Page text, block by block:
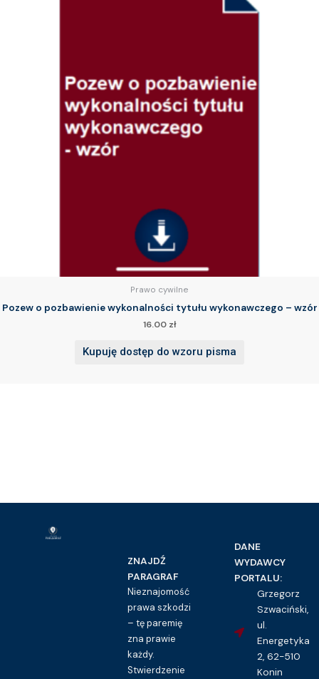
Prawo cywilne
Pozew o pozbawienie wykonalności tytułu wykonawczego – wzór
16.00 zł
Kupuję dostęp do wzoru pisma
ZNAJDŹ
PARAGRAF
Nieznajomość
prawa szkodzi
– tę paremię
zna prawie
każdy.
Stwierdzenie
DANE
WYDAWCY
PORTALU:
Grzegorz
Szwaciński,
ul.
Energetyka
2, 62-510
Konin